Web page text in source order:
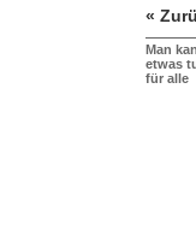
«
Man
etwas
für alle